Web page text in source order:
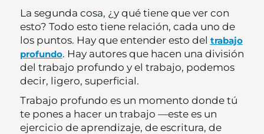
La segunda cosa, ¿y qué tiene que ver con
esto? Todo esto tiene relación, cada uno de
los puntos. Hay que entender esto del trabajo
profundo. Hay autores que hacen una división
del trabajo profundo y el trabajo, podemos
decir, ligero, superficial.
Trabajo profundo es un momento donde tú
te pones a hacer un trabajo —este es un
ejercicio de aprendizaje, de escritura, de